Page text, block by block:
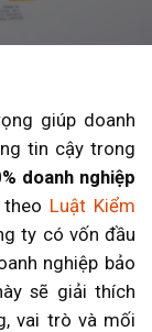
giúp doanh
tin cậy trong
doanh nghiệp
Luật Kiểm
ty có vốn đầu
nghiệp bảo
sẽ giải thích
vai trò và mối